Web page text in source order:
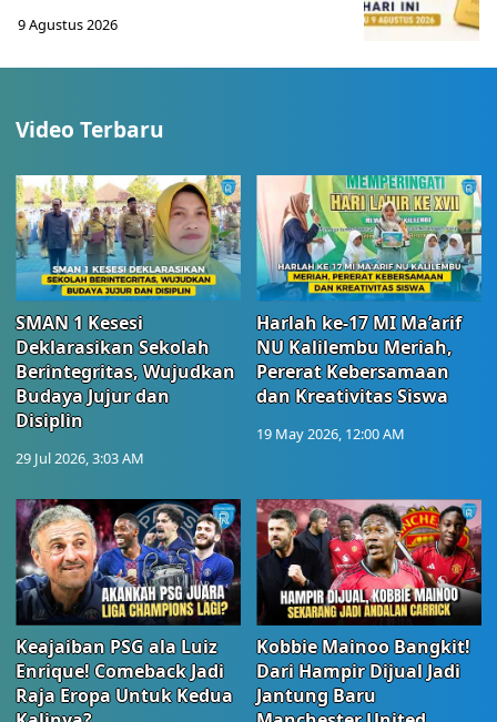
9 Agustus 2026
Video Terbaru
SMAN 1 Kesesi
Deklarasikan Sekolah
Berintegritas, Wujudkan
Budaya Jujur dan
Disiplin
29 Jul 2026, 3:03 AM
Harlah ke-17 MI Ma’arif
NU Kalilembu Meriah,
Pererat Kebersamaan
dan Kreativitas Siswa
19 May 2026, 12:00 AM
Keajaiban PSG ala Luiz
Enrique! Comeback Jadi
Raja Eropa Untuk Kedua
Kobbie Mainoo Bangkit!
Dari Hampir Dijual Jadi
Jantung Baru